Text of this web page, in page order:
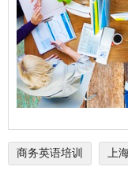
商务英语培训 上